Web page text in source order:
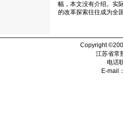
幅，本文没有介绍。实
的改革探索往往成为全
Copyright
江苏省常
电话
E-mail